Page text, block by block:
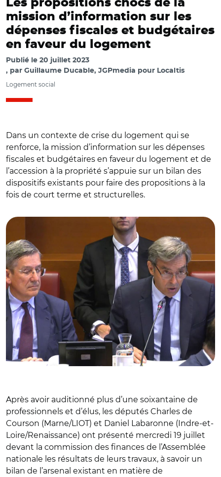
Les propositions chocs de la
mission d’information sur les
dépenses fiscales et budgétaires
en faveur du logement
Publié le 20 juillet 2023
par Guillaume Ducable, JGPmedia pour Localtis
Logement social
Dans un contexte de crise du logement qui se
renforce, la mission d’information sur les dépenses
fiscales et budgétaires en faveur du logement et de
l’accession à la propriété s’appuie sur un bilan des
dispositifs existants pour faire des propositions à la
fois de court terme et structurelles.
© Capture vidéo Assemblée nationale/ Charles de Courson
Après avoir auditionné plus d’une soixantaine de
professionnels et d’élus, les députés Charles de
Courson (Marne/LIOT) et Daniel Labaronne (Indre-et-
Loire/Renaissance) ont présenté mercredi 19 juillet
devant la commission des finances de l’Assemblée
nationale les résultats de leurs travaux, à savoir un
bilan de l’arsenal existant en matière de